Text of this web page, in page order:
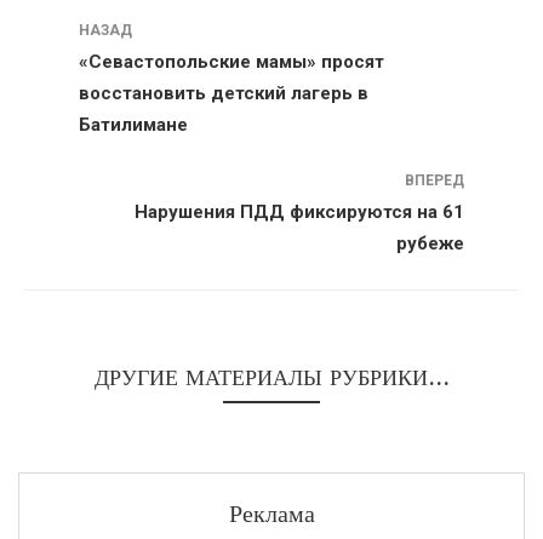
Навигация
НАЗАД
«Севастопольские мамы» просят
восстановить детский лагерь в
Батилимане
ВПЕРЕД
Нарушения ПДД фиксируются на 61
рубеже
ДРУГИЕ МАТЕРИАЛЫ РУБРИКИ...
Реклама